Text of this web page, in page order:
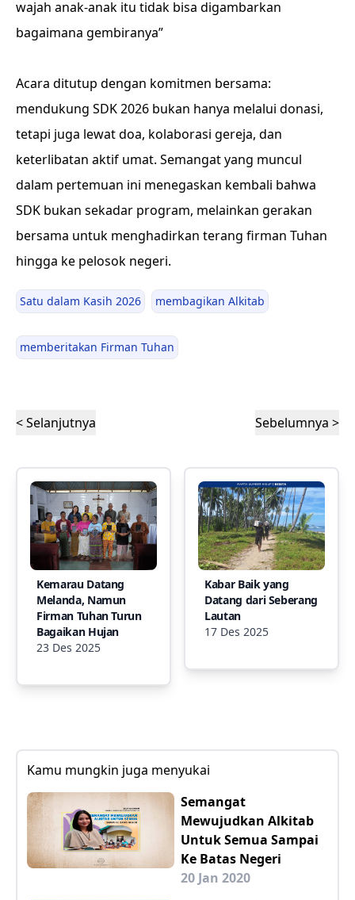
wajah anak-anak itu tidak bisa digambarkan
bagaimana gembiranya”
Acara ditutup dengan komitmen bersama:
mendukung SDK 2026 bukan hanya melalui donasi,
tetapi juga lewat doa, kolaborasi gereja, dan
keterlibatan aktif umat. Semangat yang muncul
dalam pertemuan ini menegaskan kembali bahwa
SDK bukan sekadar program, melainkan gerakan
bersama untuk menghadirkan terang firman Tuhan
hingga ke pelosok negeri.
Satu dalam Kasih 2026 membagikan Alkitab
memberitakan Firman Tuhan
< Selanjutnya Sebelumnya >
Kemarau Datang
Melanda, Namun
Firman Tuhan Turun
Bagaikan Hujan
23 Des 2025
Kabar Baik yang
Datang dari Seberang
Lautan
17 Des 2025
Kamu mungkin juga menyukai
Semangat
Mewujudkan Alkitab
Untuk Semua Sampai
Ke Batas Negeri
20 Jan 2020